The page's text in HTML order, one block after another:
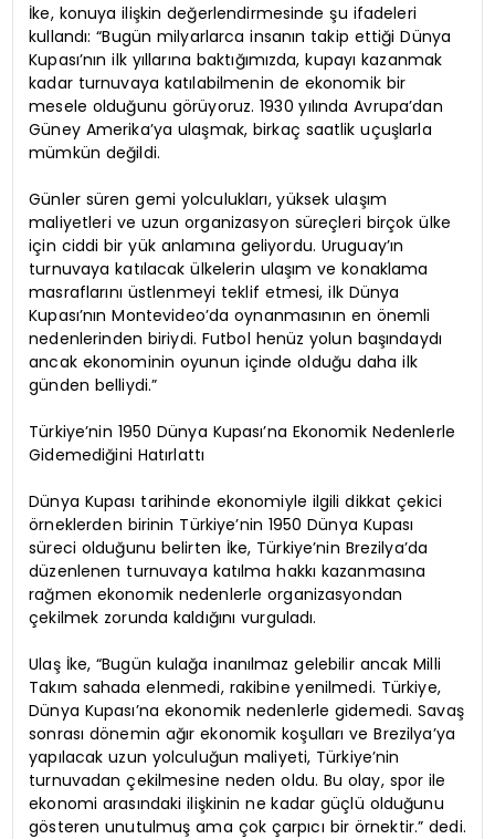
İke, konuya ilişkin değerlendirmesinde şu ifadeleri
kullandı: “Bugün milyarlarca insanın takip ettiği Dünya
Kupası’nın ilk yıllarına baktığımızda, kupayı kazanmak
kadar turnuvaya katılabilmenin de ekonomik bir
mesele olduğunu görüyoruz. 1930 yılında Avrupa’dan
Güney Amerika’ya ulaşmak, birkaç saatlik uçuşlarla
mümkün değildi.
Günler süren gemi yolculukları, yüksek ulaşım
maliyetleri ve uzun organizasyon süreçleri birçok ülke
için ciddi bir yük anlamına geliyordu. Uruguay’ın
turnuvaya katılacak ülkelerin ulaşım ve konaklama
masraflarını üstlenmeyi teklif etmesi, ilk Dünya
Kupası’nın Montevideo’da oynanmasının en önemli
nedenlerinden biriydi. Futbol henüz yolun başındaydı
ancak ekonominin oyunun içinde olduğu daha ilk
günden belliydi.”
Türkiye’nin 1950 Dünya Kupası’na Ekonomik Nedenlerle
Gidemediğini Hatırlattı
Dünya Kupası tarihinde ekonomiyle ilgili dikkat çekici
örneklerden birinin Türkiye’nin 1950 Dünya Kupası
süreci olduğunu belirten İke, Türkiye’nin Brezilya’da
düzenlenen turnuvaya katılma hakkı kazanmasına
rağmen ekonomik nedenlerle organizasyondan
çekilmek zorunda kaldığını vurguladı.
Ulaş İke, “Bugün kulağa inanılmaz gelebilir ancak Milli
Takım sahada elenmedi, rakibine yenilmedi. Türkiye,
Dünya Kupası’na ekonomik nedenlerle gidemedi. Savaş
sonrası dönemin ağır ekonomik koşulları ve Brezilya’ya
yapılacak uzun yolculuğun maliyeti, Türkiye’nin
turnuvadan çekilmesine neden oldu. Bu olay, spor ile
ekonomi arasındaki ilişkinin ne kadar güçlü olduğunu
gösteren unutulmuş ama çok çarpıcı bir örnektir.” dedi.